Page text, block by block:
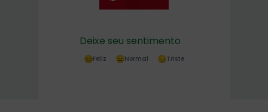
Deixe seu sentimento
Feliz Normal Triste